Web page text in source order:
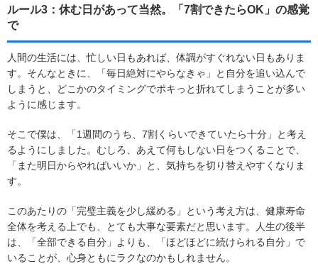
ルール3：休む日があって当然。「7割できたらOK」の感覚
で
人間の生活には、忙しい日もあれば、体調がすぐれない日もありま
す。そんなときに、「毎日絶対にやらなきゃ」と自分を追い込んで
しまうと、どこかのタイミングでポキっと折れてしまうことが多い
ように感じます。
そこで僕は、「1週間のうち、7割くらいできていたら十分」と考え
るようにしました。むしろ、あえて何もしない日をつくることで、
「また明日からやればいいか」と、気持ちを切り替えやすくなりま
す。
このあたりの「完璧主義を少し緩める」という考え方は、健康寿命
全体を考える上でも、とても大事な要素だと思います。人生の後半
は、「全部できる自分」よりも、「ほどほどに続けられる自分」で
いることが、心身ともにラクなのかもしれません。